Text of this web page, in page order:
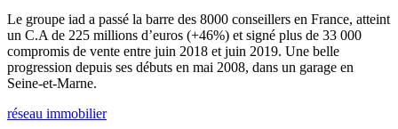
Le groupe iad a passé la barre des 8000 conseillers en France, atteint
un C.A de 225 millions d’euros (+46%) et signé plus de 33 000
compromis de vente entre juin 2018 et juin 2019. Une belle
progression depuis ses débuts en mai 2008, dans un garage en
Seine-et-Marne.
réseau immobilier